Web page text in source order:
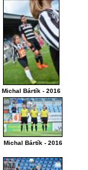
Michal Bártík - 2016
Michal Bártík - 2016